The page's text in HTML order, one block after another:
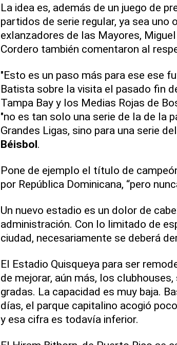
La idea es, además de un juego de
partidos de serie regular, ya sea uno
exlanzadores de las Mayores,
Cordero también comentaron al
"Esto es un paso más para ese ese
Batista sobre la visita el pasado fin
Tampa Bay y los Medias Rojas de
"no es tan solo una serie de la de la
Grandes Ligas, sino para una serie
Béisbol.
Pone de ejemplo el título de
por República Dominicana, “pero
Un nuevo estadio es un dolor de
administración. Con lo limitado de
ciudad, necesariamente se deberá
El Estadio Quisqueya para ser
de mejorar, aún más, los
gradas. La capacidad es muy baja.
días, el parque capitalino acogió
y esa cifra es todavía inferior.